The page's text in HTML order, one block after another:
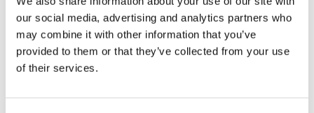
our social media, advertising and analytics partners who
may combine it with other information that you’ve
provided to them or that they’ve collected from your use
of their services.
Klassieke BARTS muts
Superzacht en rekbaar
Subtiel ribpatroon
Hoogte omslag: 8 cm